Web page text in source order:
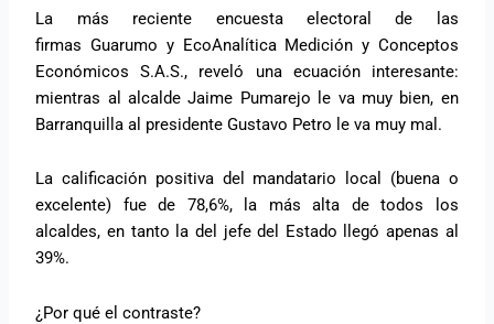
La más reciente encuesta electoral de las
firmas Guarumo y EcoAnalítica Medición y Conceptos
Económicos S.A.S., reveló una ecuación interesante:
mientras al alcalde Jaime Pumarejo le va muy bien, en
Barranquilla al presidente Gustavo Petro le va muy mal.
La calificación positiva del mandatario local (buena o
excelente) fue de 78,6%, la más alta de todos los
alcaldes, en tanto la del jefe del Estado llegó apenas al
39%.
¿Por qué el contraste?